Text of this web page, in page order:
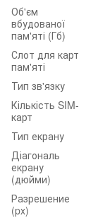
Об'єм
вбудованої
пам'яті (Гб)
Слот для карт
пам'яті
Тип зв'язку
Кількість SIM-
карт
Тип екрану
Діагональ
екрану
(дюйми)
Разрешение
(px)